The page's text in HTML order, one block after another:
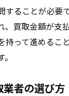
することが必要
、買取金額が支
持って進めるこ
者の選び方